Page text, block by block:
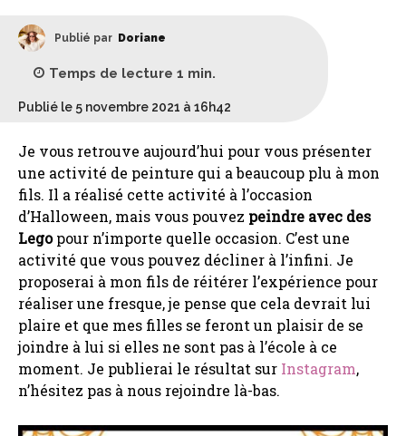
Publié par Doriane
Temps de lecture 1 min.
Publié le 5 novembre 2021 à 16h42
Je vous retrouve aujourd’hui pour vous présenter
une activité de peinture qui a beaucoup plu à mon
fils. Il a réalisé cette activité à l’occasion
d’Halloween, mais vous pouvez peindre avec des
Legopour n’importe quelle occasion. C’est une
activité que vous pouvez décliner à l’infini. Je
proposerai à mon fils de réitérer l’expérience pour
réaliser une fresque, je pense que cela devrait lui
plaire et que mes filles se feront un plaisir de se
joindre à lui si elles ne sont pas à l’école à ce
moment. Je publierai le résultat sur Instagram,
n’hésitez pas à nous rejoindre là-bas.